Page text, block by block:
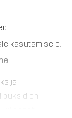
kasutamisele.
ja
on